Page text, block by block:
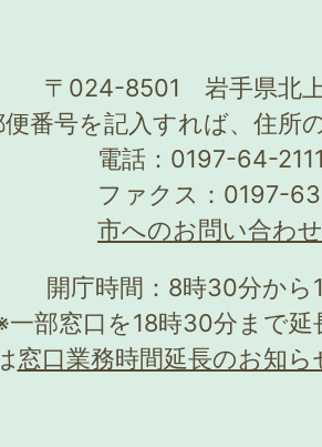
〒024-8501 岩手県北
便番号を記入すれば、住所
電話：0197-64-
ファクス：0197-
市へのお問い合わ
開庁時間：8時30分か
一部窓口を18時30分まで
窓口業務時間延長のお知ら